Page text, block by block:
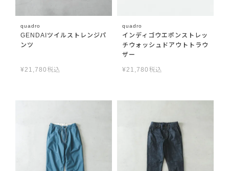
quadro
GENDAIツイルストレンジパ
ンツ
¥21,780 税込
quadro
インディゴウエポンストレッ
チウォッシュドアウトトラウ
ザー
¥21,780 税込